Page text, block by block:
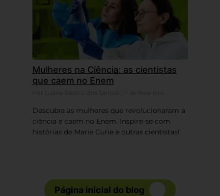
Mulheres na Ciência: as cientistas
que caem no Enem
Descubra as mulheres que revolucionaram a
ciência e caem no Enem. Inspire-se com
histórias de Marie Curie e outras cientistas!
Página inicial do blog